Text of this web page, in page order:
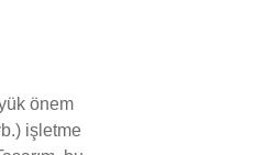
önem
işletme